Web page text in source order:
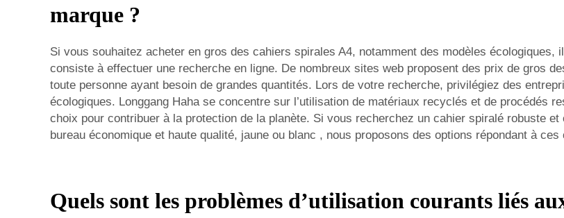
marque ?
Si vous souhaitez acheter en gros des cahiers spirales A4, notamment des modèles
consiste à effectuer une recherche en ligne. De nombreux sites web proposent des prix de gros
toute personne ayant besoin de grandes quantités. Lors de votre recherche, privilégiez des
écologiques. Longgang Haha se concentre sur l’utilisation de matériaux recyclés et de procédés
choix pour contribuer à la protection de la planète. Si vous recherchez un cahier spiralé robuste et
bureau économique et haute qualité, jaune ou blanc , nous proposons des options répondant à ces
Quels sont les problèmes d’utilisation courants liés